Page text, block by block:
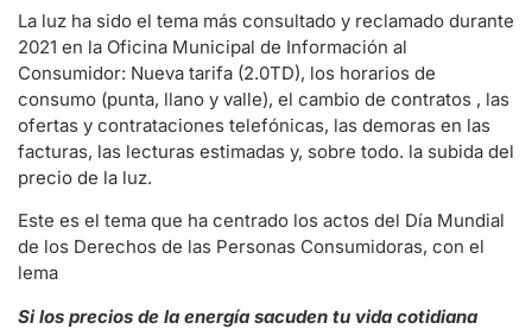
La luz ha sido el tema más consultado y reclamado durante
2021 en la Oficina Municipal de Información al
Consumidor: Nueva tarifa (2.0TD), los horarios de
consumo (punta, llano y valle), el cambio de contratos , las
ofertas y contrataciones telefónicas, las demoras en las
facturas, las lecturas estimadas y, sobre todo. la subida del
precio de la luz.
Este es el tema que ha centrado los actos del Día Mundial
de los Derechos de las Personas Consumidoras, con el
lema
Si los precios de la energía sacuden tu vida cotidiana